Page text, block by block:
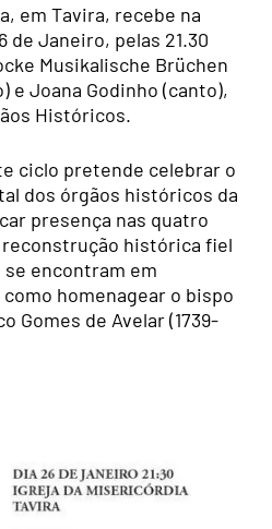
em Tavira, recebe na
Janeiro, pelas 21.30
Musikalische Brüchen
e Joana Godinho (canto),
Históricos.
ciclo pretende celebrar o
dos órgãos históricos da
presença nas quatro
histórica fiel
encontram em
homenagear o bispo
Gomes de Avelar (1739-